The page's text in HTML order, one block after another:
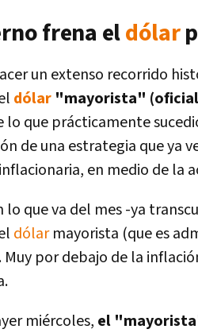
frena eldólar
un extenso recorrido
dólar "mayorista"
lo que prácticamente
de una estrategia que ya
en medio de la
lo que va del mes -ya
dólarmayorista (que es
Muy por debajo de la
miércoles, el